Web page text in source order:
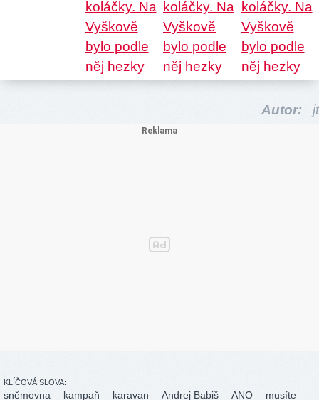
Autor: jt
KLÍČOVÁ SLOVA:
sněmovna kampaň karavan Andrej Babiš ANO
musíte